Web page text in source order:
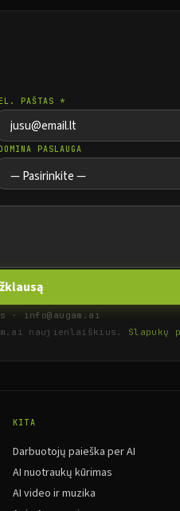
EL. PAŠTAS *
DOMINA PASLAUGA
· info@augam.ai
naujienlaiškius. Slapukų
KITA
Darbuotojų paieška per AI
AI nuotraukų kūrimas
AI video ir muzika